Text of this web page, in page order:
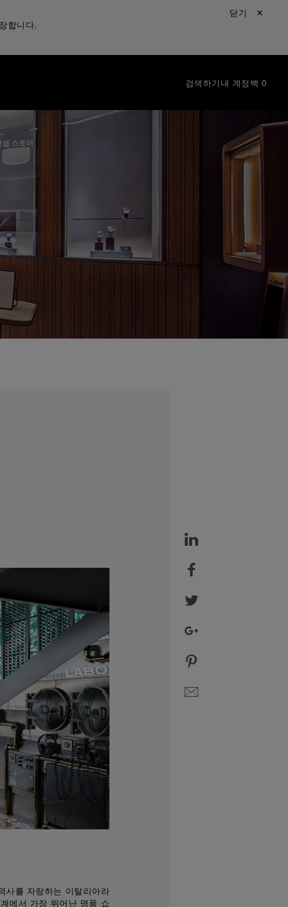
합니다.
닫기 ✕
검색하기 내 계정 백 0
스토어
사를 자랑하는 이탈리아라
에서 가장 뛰어난 명품 쇼